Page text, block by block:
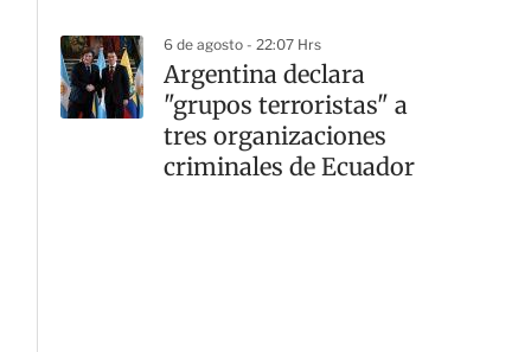
6 de agosto - 22:07 Hrs
Argentina declara
"grupos terroristas" a
tres organizaciones
criminales de Ecuador